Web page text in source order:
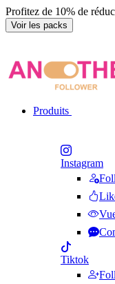
Profitez de 10% de
Voir les packs
Produits
Instagram
Tiktok